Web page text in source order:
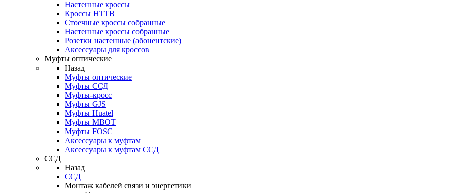
Настенные кроссы
Кроссы HTTB
Стоечные кроссы собранные
Настенные кроссы собранные
Розетки настенные (абонентские)
Аксессуары для кроссов
Муфты оптические
Назад
Муфты оптические
Муфты ССД
Муфты-кросс
Муфты GJS
Муфты Huatel
Муфты МВОТ
Муфты FOSC
Аксессуары к муфтам
Аксессуары к муфтам ССД
ССД
Назад
ССД
Монтаж кабелей связи и энергетики